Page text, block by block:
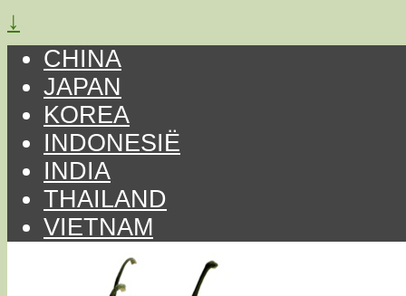
↓
CHINA
JAPAN
KOREA
INDONESIË
INDIA
THAILAND
VIETNAM